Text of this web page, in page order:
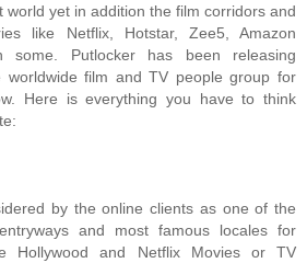
world yet in addition the film corridors and
like Netflix, Hotstar, Zee5, Amazon
some. Putlocker has been releasing
worldwide film and TV people group for
Here is everything you have to think
by the online clients as one of the
and most famous locales for
Hollywood and Netflix Movies or TV